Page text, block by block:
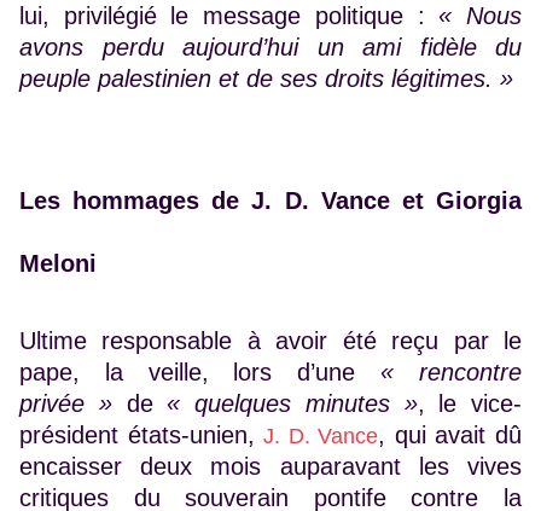
lui, privilégié le message politique :« Nous
avons perdu aujourd’hui un ami fidèle du
peuple palestinien et de ses droits légitimes. »
Les hommages de J. D. Vance et Giorgia
Meloni
Ultime responsable à avoir été reçu par le
pape, la veille, lors d’une« rencontre
privée »de« quelques minutes », le vice-
président états-unien,J. D. Vance, qui avait dû
encaisser deux mois auparavant les vives
critiques du souverain pontife contre la